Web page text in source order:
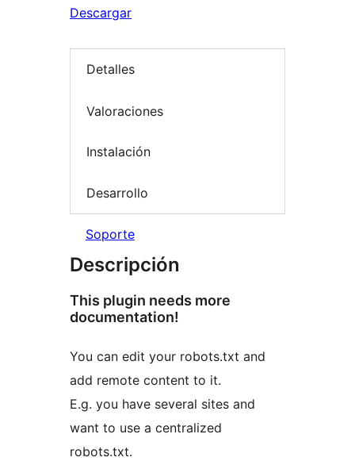
Descargar
Detalles
Valoraciones
Instalación
Desarrollo
Soporte
Descripción
This plugin needs more
documentation!
You can edit your robots.txt and
add remote content to it.
E.g. you have several sites and
want to use a centralized
robots.txt.